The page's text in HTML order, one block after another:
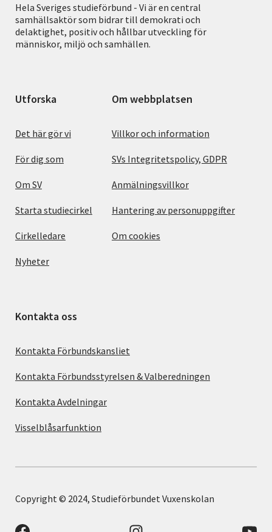
Hela Sveriges studieförbund - Vi är en central
samhällsaktör som bidrar till demokrati och
delaktighet, positiv och hållbar utveckling för
människor, miljö och samhällen.
Utforska
Det här gör vi
För dig som
Om SV
Starta studiecirkel
Cirkelledare
Nyheter
Om webbplatsen
Villkor och information
SVs Integritetspolicy, GDPR
Anmälningsvillkor
Hantering av personuppgifter
Om cookies
Kontakta oss
Kontakta Förbundskansliet
Kontakta Förbundsstyrelsen & Valberedningen
Kontakta Avdelningar
Visselblåsarfunktion
Copyright © 2024, Studieförbundet Vuxenskolan